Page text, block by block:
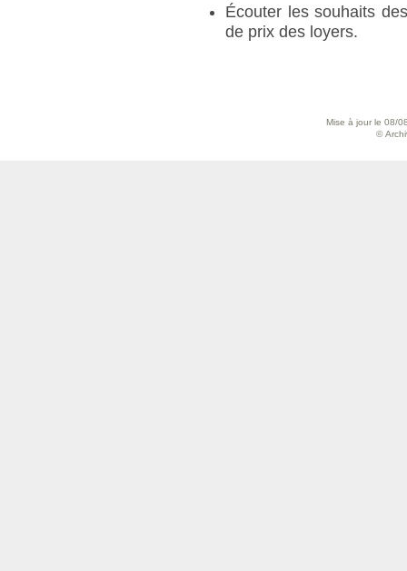
Écouter les souhaits
de prix des loyers.
Mise à jour le 08/
©